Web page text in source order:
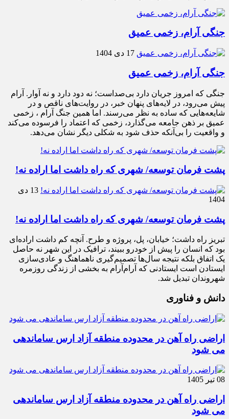
جنگی آرام، زخمی عمیق
17 دی 1404
جنگی آرام، زخمی عمیق
جنگی که امروز جریان دارد بی‌صداست؛ نه دود دارد و نه آوار. آرام
پیش می‌رود، در لایه‌های پنهان خبر، در روایت‌های ناقص و در
شایعه‌هایی که ساده به نظر می‌رسند. اما همین جنگ آرام ، زخمی
عمیق بر ذهن جامعه می‌گذارد، زخمی که اعتماد را فرسوده می‌کند
و واقعیت را بی‌آنکه حذف شود به شکلی دیگر نشان می‌دهد.
پشت فرمان توسعه/ شهری که راه داشت اما اراده نه!
13 دی
1404
پشت فرمان توسعه/ شهری که راه داشت اما اراده نه!
تبریز راه داشت؛ خیابان، پل، پروژه و طرح. آنچه کم داشت اراده‌ای
بود که انسان را پیش از خودرو ببیند، ترافیک در این شهر نه حاصل
یک اتفاق بلکه نتیجه سال‌ها تصمیم‌گیری ناهماهنگ و عادی‌سازی
ایستادن است ایستادنی که آرام‌آرام به بخشی از زندگی روزمره
شهروندان تبدیل شد.
دانش و فناوری
اراضی راه آهن در محدوده منطقه آزاد ارس ساماندهی
می شود
08 تیر 1405
اراضی راه آهن در محدوده منطقه آزاد ارس ساماندهی
می شود